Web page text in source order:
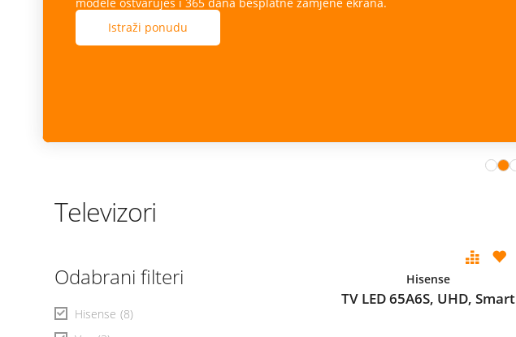
Istraži ponudu
Televizori
Odabrani filteri
Hisense (8)
Hisense
TV LED 65A6S, UHD, Smart